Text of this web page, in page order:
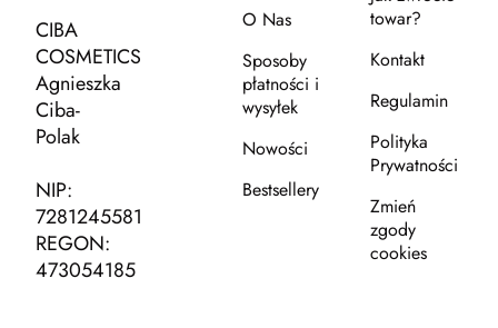
CIBA
COSMETICS
Agnieszka
Ciba-
Polak
NIP:
7281245581
REGON:
473054185
O Nas
Sposoby
płatności i
wysyłek
Nowości
Bestsellery
towar?
Kontakt
Regulamin
Polityka
Prywatności
Zmień
zgody
cookies